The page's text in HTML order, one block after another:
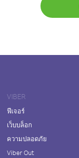
VIBER
ฟีเจอร์
เว็บบล็อก
ความปลอดภัย
Viber Out